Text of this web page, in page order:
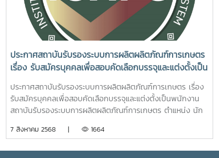
ประกาศสถาบันรับรองระบบการผลิตผลิตภัณฑ์การเกษตร
เรื่อง รับสมัครบุคคลเพื่อสอบคัดเลือกบรรจุและแต่งตั้งเป็น
พนักงานสถาบันรับรองระบบการผลิตผลิตภัณฑ์การเกษตร
ตำแหน่ง นักวิชาการเกษตร
ประกาศสถาบันรับรองระบบการผลิตผลิตภัณฑ์การเกษตร เรื่อง
รับสมัครบุคคลเพื่อสอบคัดเลือกบรรจุและแต่งตั้งเป็นพนักงาน
สถาบันรับรองระบบการผลิตผลิตภัณฑ์การเกษตร ตำแหน่ง นัก
สิงหาคม 2568รายละเอียดเอกสารแนบ 1. ประกาศรับสมัคร 2. ใบ
7 สิงหาคม 2568 | 1664